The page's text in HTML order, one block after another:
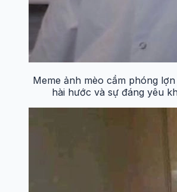
Meme ảnh mèo cầm phóng
hài hước và sự đáng yêu